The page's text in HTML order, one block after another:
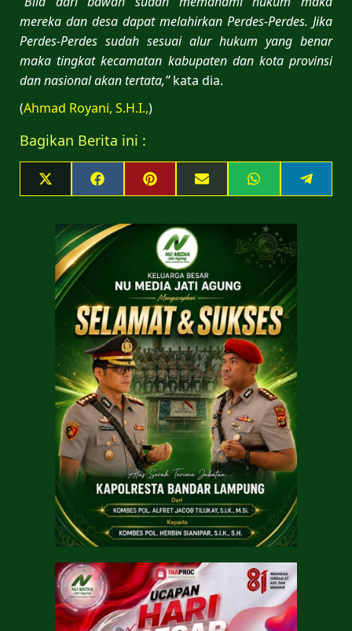
mereka dan desa dapat melahirkan Perdes-Perdes. Jika
Perdes-Perdes sudah sesuai alur hukum yang benar
maka tingkat kecamatan kabupaten dan kota provinsi
dan nasional akan tertata,”kata dia.
(Ahmad Royani, S.H.I.,)
Bagikan Berita ini :